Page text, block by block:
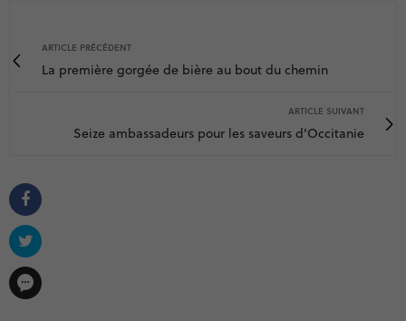
ARTICLE PRÉCÉDENT
La première gorgée de bière au bout du chemin
ARTICLE SUIVANT
Seize ambassadeurs pour les saveurs d’Occitanie